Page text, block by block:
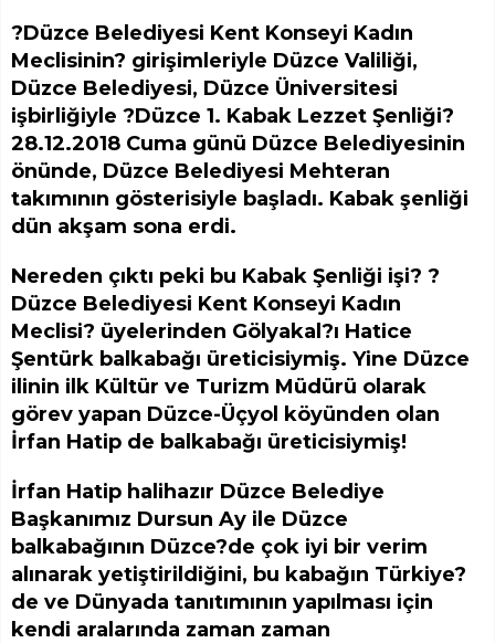
?Düzce Belediyesi Kent Konseyi Kadın
Meclisinin? girişimleriyle Düzce Valiliği,
Düzce Belediyesi, Düzce Üniversitesi
işbirliğiyle ?Düzce 1. Kabak Lezzet Şenliği?
28.12.2018 Cuma günü Düzce Belediyesinin
önünde, Düzce Belediyesi Mehteran
takımının gösterisiyle başladı. Kabak şenliği
dün akşam sona erdi.
Nereden çıktı peki bu Kabak Şenliği işi? ?
Düzce Belediyesi Kent Konseyi Kadın
Meclisi? üyelerinden Gölyakal?ı Hatice
Şentürk balkabağı üreticisiymiş. Yine Düzce
ilinin ilk Kültür ve Turizm Müdürü olarak
görev yapan Düzce-Üçyol köyünden olan
İrfan Hatip de balkabağı üreticisiymiş!
İrfan Hatip halihazır Düzce Belediye
Başkanımız Dursun Ay ile Düzce
balkabağının Düzce?de çok iyi bir verim
alınarak yetiştirildiğini, bu kabağın Türkiye?
de ve Dünyada tanıtımının yapılması için
kendi aralarında zaman zaman